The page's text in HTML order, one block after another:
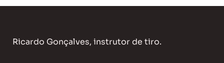
Ricardo Gonçalves, instrutor de tiro.